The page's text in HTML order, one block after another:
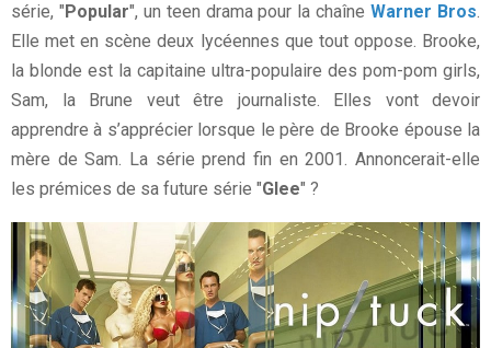
série, " Popular", un teen drama pour la chaîneWarner Bros.
Elle met en scène deux lycéennes que tout oppose. Brooke,
la blonde est la capitaine ultra-populaire des pom-pom girls,
Sam, la Brune veut être journaliste. Elles vont devoir
apprendre à s’apprécier lorsque le père de Brooke épouse la
mère de Sam. La série prend fin en 2001. Annoncerait-elle
les prémices de sa future série "Glee" ?